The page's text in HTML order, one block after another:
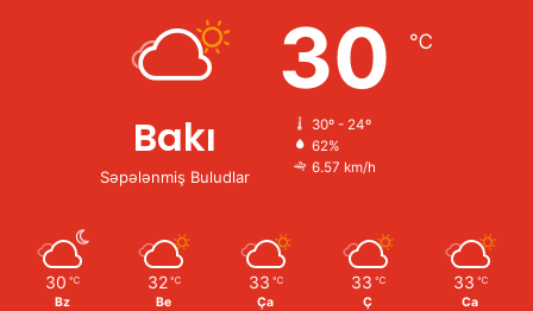
Bakı
Səpələnmiş Buludlar
30 ℃
30º - 24º
62%
6.57 km/h
30 ℃
Bz
32 ℃
Be
33 ℃
Ça
33 ℃
Ç
33 ℃
Ca